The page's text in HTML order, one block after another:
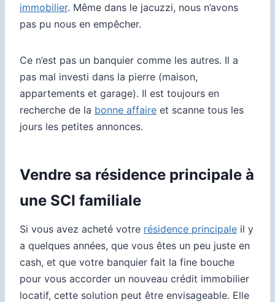
immobilier. Même dans le jacuzzi, nous n’avons
pas pu nous en empêcher.
Ce n’est pas un banquier comme les autres. Il a
pas mal investi dans la pierre (maison,
appartements et garage). Il est toujours en
recherche de la bonne affaire et scanne tous les
jours les petites annonces.
Vendre sa résidence principale à
une SCI familiale
Si vous avez acheté votre résidence principale il y
a quelques années, que vous êtes un peu juste en
cash, et que votre banquier fait la fine bouche
pour vous accorder un nouveau crédit immobilier
locatif, cette solution peut être envisageable. Elle